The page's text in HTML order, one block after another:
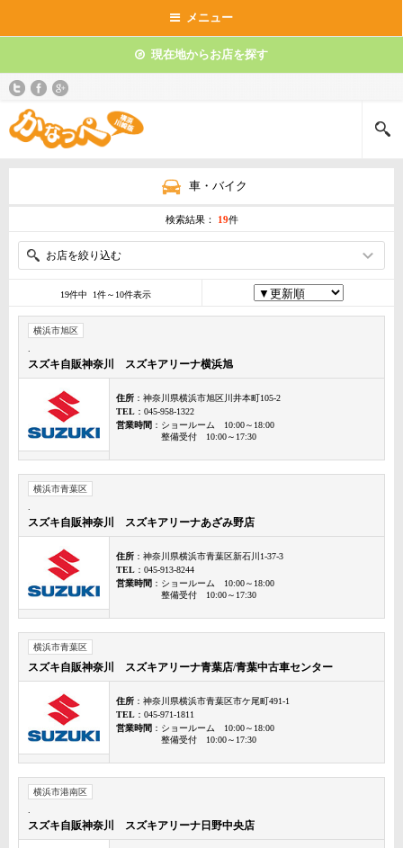
メニュー
現在地からお店を探す
車・バイク
検索結果： 19件
お店を絞り込む
19件中 1件～10件表示
横浜市旭区
スズキ自販神奈川 スズキアリーナ横浜旭
住所 ：神奈川県横浜市旭区川井本町105-2
TEL ：045-958-1322
営業時間 ：ショールーム 10:00～18:00
整備受付 10:00～17:30
横浜市青葉区
スズキ自販神奈川 スズキアリーナあざみ野店
住所 ：神奈川県横浜市青葉区新石川1-37-3
TEL ：045-913-8244
営業時間 ：ショールーム 10:00～18:00
整備受付 10:00～17:30
横浜市青葉区
スズキ自販神奈川 スズキアリーナ青葉店/青葉中古車センター
住所 ：神奈川県横浜市青葉区市ケ尾町491-1
TEL ：045-971-1811
営業時間 ：ショールーム 10:00～18:00
整備受付 10:00～17:30
横浜市港南区
スズキ自販神奈川 スズキアリーナ日野中央店